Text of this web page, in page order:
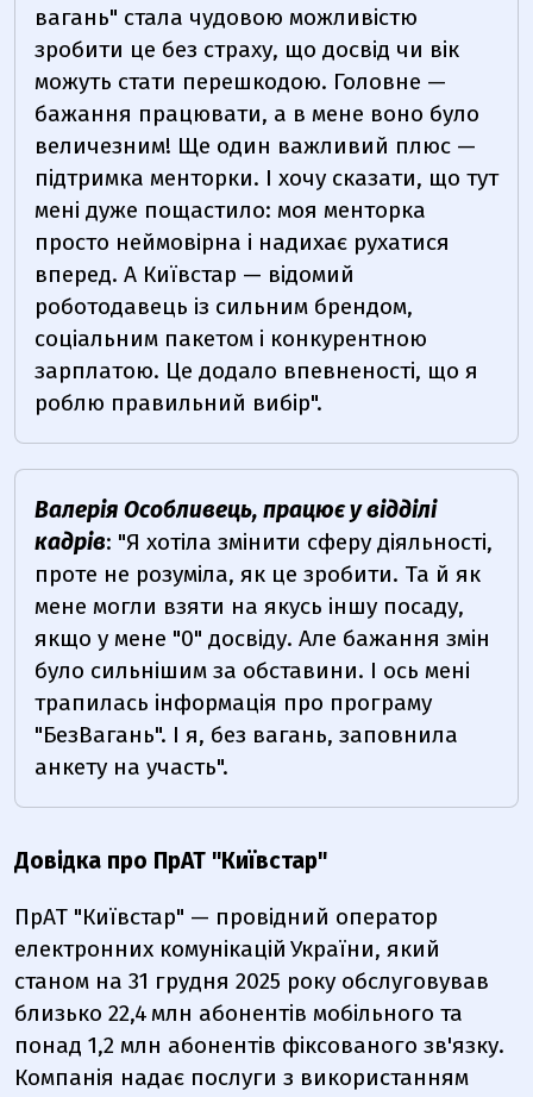
вагань" стала чудовою можливістю
зробити це без страху, що досвід чи вік
можуть стати перешкодою. Головне —
бажання працювати, а в мене воно було
величезним! Ще один важливий плюс —
підтримка менторки. І хочу сказати, що тут
мені дуже пощастило: моя менторка
просто неймовірна і надихає рухатися
вперед. А Київстар — відомий
роботодавець із сильним брендом,
соціальним пакетом і конкурентною
зарплатою. Це додало впевненості, що я
роблю правильний вибір".
Валерія Особливець, працює у відділі
кадрів: "Я хотіла змінити сферу діяльності,
проте не розуміла, як це зробити. Та й як
мене могли взяти на якусь іншу посаду,
якщо у мене "0" досвіду. Але бажання змін
було сильнішим за обставини. І ось мені
трапилась інформація про програму
"БезВагань". І я, без вагань, заповнила
анкету на участь".
Довідка про ПрАТ "Київстар"
ПрАТ "Київстар" — провідний оператор
електронних комунікацій України, який
станом на 31 грудня 2025 року обслуговував
близько 22,4 млн абонентів мобільного та
понад 1,2 млн абонентів фіксованого зв'язку.
Компанія надає послуги з використанням